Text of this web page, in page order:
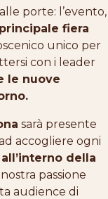
porte: l’evento,
principale fiera
unico per
con i leader
le nuove
sarà presente
accogliere ogni
all’interno della
passione
audience di